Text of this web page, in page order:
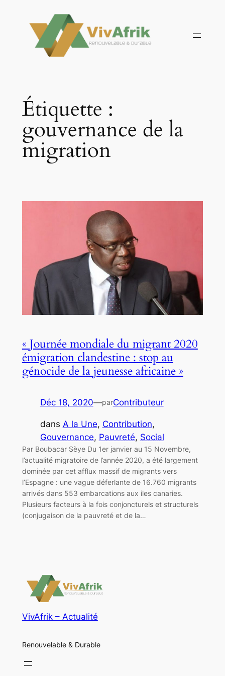
contenu
Étiquette :
gouvernance de la
migration
« Journée mondiale du migrant 2020
émigration clandestine : stop au
génocide de la jeunesse africaine »
Déc 18, 2020—parContributeur
dans A la Une, Contribution
Gouvernance, Pauvreté, Social
Par Boubacar Sèye Du 1er janvier au 15 Novembre,
l’actualité migratoire de l’année 2020, a été largement
dominée par cet afflux massif de migrants vers
l’Espagne : une vague déferlante de 16.760 migrants
arrivés dans 553 embarcations aux iles canaries.
Plusieurs facteurs à la fois conjoncturels et structurels
(conjugaison de la pauvreté et de la…
VivAfrik – Actualité
Renouvelable & Durable